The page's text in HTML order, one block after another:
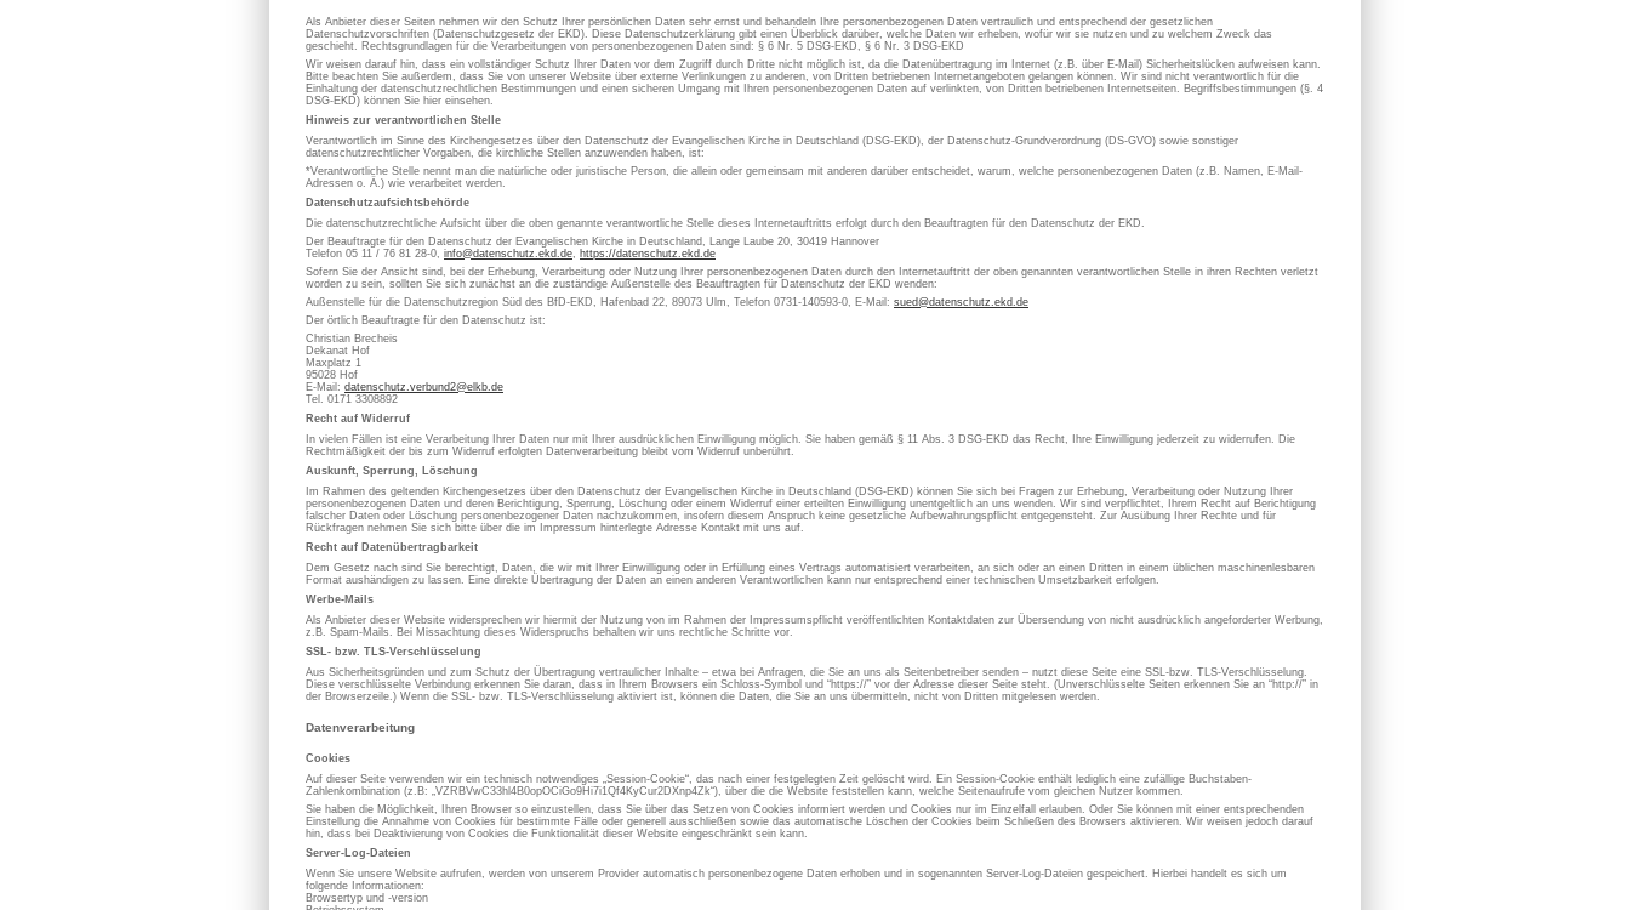
Als Anbieter dieser Seiten nehmen wir den Schutz Ihrer persönlichen Daten sehr ernst und behandeln Ihre personenbezogenen Daten vertraulich und entsprechend der gesetzlichen
Datenschutzvorschriften (Datenschutzgesetz der EKD). Diese Datenschutzerklärung gibt einen Überblick darüber, welche Daten wir erheben, wofür wir sie nutzen und zu welchem Zweck das
geschieht. Rechtsgrundlagen für die Verarbeitungen von personenbezogenen Daten sind: § 6 Nr. 5 DSG-EKD, § 6 Nr. 3 DSG-EKD
Wir weisen darauf hin, dass ein vollständiger Schutz Ihrer Daten vor dem Zugriff durch Dritte nicht möglich ist, da die Datenübertragung im Internet (z.B. über E-Mail) Sicherheitslücken aufweisen kann.
Bitte beachten Sie außerdem, dass Sie von unserer Website über externe Verlinkungen zu anderen, von Dritten betriebenen Internetangeboten gelangen können. Wir sind nicht verantwortlich für die
Einhaltung der datenschutzrechtlichen Bestimmungen und einen sicheren Umgang mit Ihren personenbezogenen Daten auf verlinkten, von Dritten betriebenen Internetseiten. Begriffsbestimmungen (§. 4
DSG-EKD) können Sie hier einsehen.
Hinweis zur verantwortlichen Stelle
Verantwortlich im Sinne des Kirchengesetzes über den Datenschutz der Evangelischen Kirche in Deutschland (DSG-EKD), der Datenschutz-Grundverordnung (DS-GVO) sowie sonstiger
datenschutzrechtlicher Vorgaben, die kirchliche Stellen anzuwenden haben, ist:
*Verantwortliche Stelle nennt man die natürliche oder juristische Person, die allein oder gemeinsam mit anderen darüber entscheidet, warum, welche personenbezogenen Daten (z.B. Namen, E-Mail-
Adressen o. Ä.) wie verarbeitet werden.
Datenschutzaufsichtsbehörde
Die datenschutzrechtliche Aufsicht über die oben genannte verantwortliche Stelle dieses Internetauftritts erfolgt durch den Beauftragten für den Datenschutz der EKD.
Der Beauftragte für den Datenschutz der Evangelischen Kirche in Deutschland, Lange Laube 20, 30419 Hannover
Telefon 05 11 / 76 81 28-0, info@datenschutz.ekd.de, https://datenschutz.ekd.de
Sofern Sie der Ansicht sind, bei der Erhebung, Verarbeitung oder Nutzung Ihrer personenbezogenen Daten durch den Internetauftritt der oben genannten verantwortlichen Stelle in ihren Rechten verletzt
worden zu sein, sollten Sie sich zunächst an die zuständige Außenstelle des Beauftragten für Datenschutz der EKD wenden:
Außenstelle für die Datenschutzregion Süd des BfD-EKD, Hafenbad 22, 89073 Ulm, Telefon 0731-140593-0, E-Mail: sued@datenschutz.ekd.de
Der örtlich Beauftragte für den Datenschutz ist:
Christian Brecheis
Dekanat Hof
Maxplatz 1
95028 Hof
E-Mail: datenschutz.verbund2@elkb.de
Tel. 0171 3308892
Recht auf Widerruf
In vielen Fällen ist eine Verarbeitung Ihrer Daten nur mit Ihrer ausdrücklichen Einwilligung möglich. Sie haben gemäß § 11 Abs. 3 DSG-EKD das Recht, Ihre Einwilligung jederzeit zu widerrufen. Die
Rechtmäßigkeit der bis zum Widerruf erfolgten Datenverarbeitung bleibt vom Widerruf unberührt.
Auskunft, Sperrung, Löschung
Im Rahmen des geltenden Kirchengesetzes über den Datenschutz der Evangelischen Kirche in Deutschland (DSG-EKD) können Sie sich bei Fragen zur Erhebung, Verarbeitung oder Nutzung Ihrer
personenbezogenen Daten und deren Berichtigung, Sperrung, Löschung oder einem Widerruf einer erteilten Einwilligung unentgeltlich an uns wenden. Wir sind verpflichtet, Ihrem Recht auf Berichtigung
falscher Daten oder Löschung personenbezogener Daten nachzukommen, insofern diesem Anspruch keine gesetzliche Aufbewahrungspflicht entgegensteht. Zur Ausübung Ihrer Rechte und für
Rückfragen nehmen Sie sich bitte über die im Impressum hinterlegte Adresse Kontakt mit uns auf.
Recht auf Datenübertragbarkeit
Dem Gesetz nach sind Sie berechtigt, Daten, die wir mit Ihrer Einwilligung oder in Erfüllung eines Vertrags automatisiert verarbeiten, an sich oder an einen Dritten in einem üblichen maschinenlesbaren
Format aushändigen zu lassen. Eine direkte Übertragung der Daten an einen anderen Verantwortlichen kann nur entsprechend einer technischen Umsetzbarkeit erfolgen.
Werbe-Mails
Als Anbieter dieser Website widersprechen wir hiermit der Nutzung von im Rahmen der Impressumspflicht veröffentlichten Kontaktdaten zur Übersendung von nicht ausdrücklich angeforderter Werbung,
z.B. Spam-Mails. Bei Missachtung dieses Widerspruchs behalten wir uns rechtliche Schritte vor.
SSL- bzw. TLS-Verschlüsselung
Aus Sicherheitsgründen und zum Schutz der Übertragung vertraulicher Inhalte – etwa bei Anfragen, die Sie an uns als Seitenbetreiber senden – nutzt diese Seite eine SSL-bzw. TLS-Verschlüsselung.
Diese verschlüsselte Verbindung erkennen Sie daran, dass in Ihrem Browsers ein Schloss-Symbol und “https://” vor der Adresse dieser Seite steht. (Unverschlüsselte Seiten erkennen Sie an “http://” in
der Browserzeile.) Wenn die SSL- bzw. TLS-Verschlüsselung aktiviert ist, können die Daten, die Sie an uns übermitteln, nicht von Dritten mitgelesen werden.
Datenverarbeitung
Cookies
Auf dieser Seite verwenden wir ein technisch notwendiges „Session-Cookie“, das nach einer festgelegten Zeit gelöscht wird. Ein Session-Cookie enthält lediglich eine zufällige Buchstaben-
Zahlenkombination (z.B: „VZRBVwC33hl4B0opOCiGo9Hi7i1Qf4KyCur2DXnp4Zk“), über die die Website feststellen kann, welche Seitenaufrufe vom gleichen Nutzer kommen.
Sie haben die Möglichkeit, Ihren Browser so einzustellen, dass Sie über das Setzen von Cookies informiert werden und Cookies nur im Einzelfall erlauben. Oder Sie können mit einer entsprechenden
Einstellung die Annahme von Cookies für bestimmte Fälle oder generell ausschließen sowie das automatische Löschen der Cookies beim Schließen des Browsers aktivieren. Wir weisen jedoch darauf
hin, dass bei Deaktivierung von Cookies die Funktionalität dieser Website eingeschränkt sein kann.
Server-Log-Dateien
Wenn Sie unsere Website aufrufen, werden von unserem Provider automatisch personenbezogene Daten erhoben und in sogenannten Server-Log-Dateien gespeichert. Hierbei handelt es sich um
folgende Informationen:
Browsertyp und -version